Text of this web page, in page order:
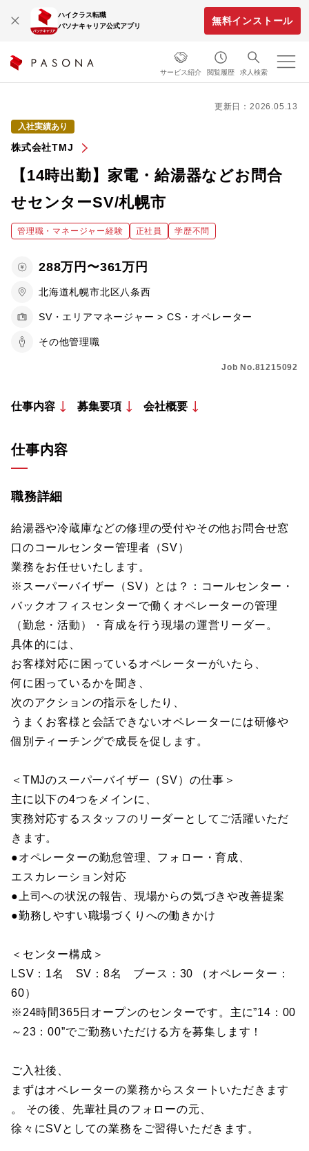
ハイクラス転職
パソナキャリア公式アプリ
無料インストール
サービス紹介 閲覧履歴 求人検索
更新日：2026.05.13
入社実績あり
株式会社TMJ
【14時出勤】家電・給湯器などお問合
せセンターSV/札幌市
管理職・マネージャー経験 正社員 学歴不問
288万円〜361万円
北海道札幌市北区八条西
SV・エリアマネージャー > CS・オペレーター
その他管理職
Job No.81215092
仕事内容 募集要項 会社概要
仕事内容
職務詳細
給湯器や冷蔵庫などの修理の受付やその他お問合せ窓
口のコールセンター管理者（SV）
業務をお任せいたします。
※スーパーバイザー（SV）とは？：コールセンター・
バックオフィスセンターで働くオペレーターの管理
（勤怠・活動）・育成を行う現場の運営リーダー。
具体的には、
お客様対応に困っているオペレーターがいたら、
何に困っているかを聞き、
次のアクションの指示をしたり、
うまくお客様と会話できないオペレーターには研修や
個別ティーチングで成長を促します。
＜TMJのスーパーバイザー（SV）の仕事＞
主に以下の4つをメインに、
実務対応するスタッフのリーダーとしてご活躍いただ
きます。
●オペレーターの勤怠管理、フォロー・育成、
エスカレーション対応
●上司への状況の報告、現場からの気づきや改善提案
●勤務しやすい職場づくりへの働きかけ
＜センター構成＞
LSV：1名 SV：8名 ブース：30 （オペレーター：
60）
※24時間365日オープンのセンターです。主に”14：00
～23：00”でご勤務いただける方を募集します！
ご入社後、
まずはオペレーターの業務からスタートいただきます
。 その後、先輩社員のフォローの元、
徐々にSVとしての業務をご習得いただきます。